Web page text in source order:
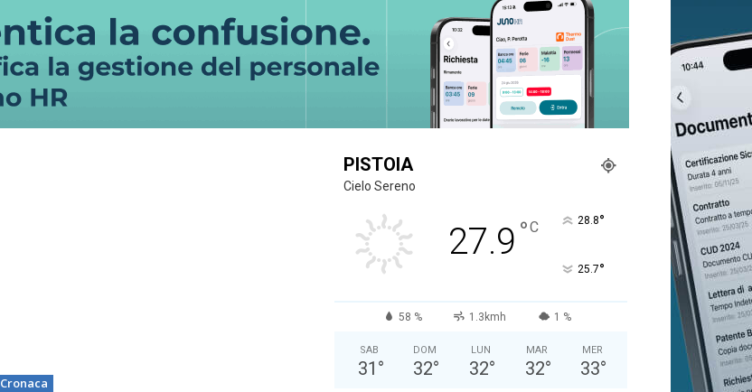
Cronaca
PISTOIA
Cielo Sereno
27.9 °C 28.8°
25.7°
58 % 1.3kmh 1 %
SAB
31 °
DOM
32°
LUN
32°
MAR
32°
MER
33°